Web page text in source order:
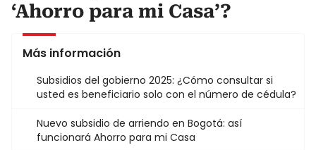
‘Ahorro para mi Casa’?
Más información
Subsidios del gobierno 2025: ¿Cómo consultar si
usted es beneficiario solo con el número de cédula?
Nuevo subsidio de arriendo en Bogotá: así
funcionará Ahorro para mi Casa